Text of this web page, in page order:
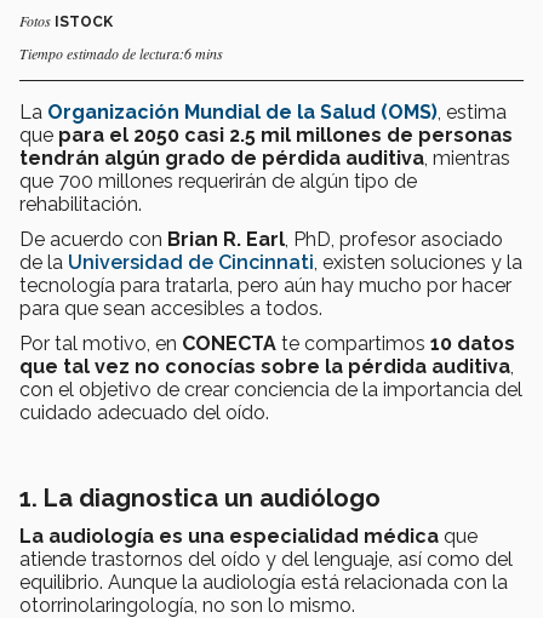
Fotos ISTOCK
Tiempo estimado de lectura:6 mins
La Organización Mundial de la Salud (OMS) , estima
que para el 2050 casi 2.5 mil millones de personas
tendrán algún grado de pérdida auditiva , mientras
que 700 millones requerirán de algún tipo de
rehabilitación.
De acuerdo con Brian R. Earl , PhD, profesor asociado
de la Universidad de Cincinnati , existen soluciones y la
tecnología para tratarla, pero aún hay mucho por hacer
para que sean accesibles a todos.
Por tal motivo, en CONECTA te compartimos 10 datos
que tal vez no conocías sobre la pérdida auditiva
con el objetivo de crear conciencia de la importancia del
cuidado adecuado del oído.
1. La diagnostica un audiólogo
La audiología es una especialidad médica que
atiende trastornos del oído y del lenguaje, así como del
equilibrio. Aunque la audiología está relacionada con la
otorrinolaringología, no son lo mismo.